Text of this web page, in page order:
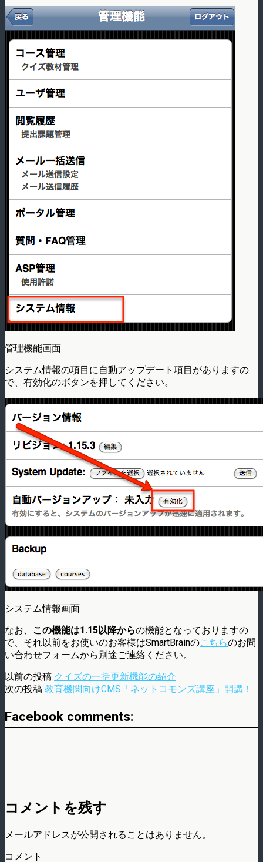
管理機能画面
システム情報の項目に自動アップデート項目がありますの
で、有効化のボタンを押してください。
システム情報画面
なお、 この機能は1.15以降からの機能となっておりますの
で、それ以前をお使いのお客様はSmartBrainのこちらのお問
い合わせフォームから別途ご連絡ください。
以前の投稿 クイズの一括更新機能の紹介
次の投稿 教育機関向けCMS「ネットコモンズ講座」開講！
Facebook comments:
コメントを残す
メールアドレスが公開されることはありません。
コメント